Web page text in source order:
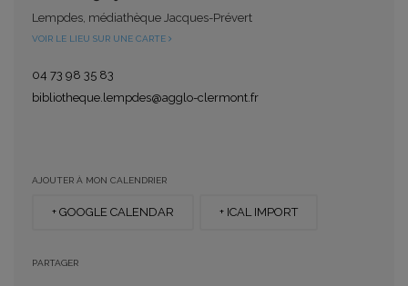
Lempdes, médiathèque Jacques-Prévert
VOIR LE LIEU SUR UNE CARTE
04 73 98 35 83
bibliotheque.lempdes@agglo-clermont.fr
AJOUTER À MON CALENDRIER
+ GOOGLE CALENDAR + ICAL IMPORT
PARTAGER